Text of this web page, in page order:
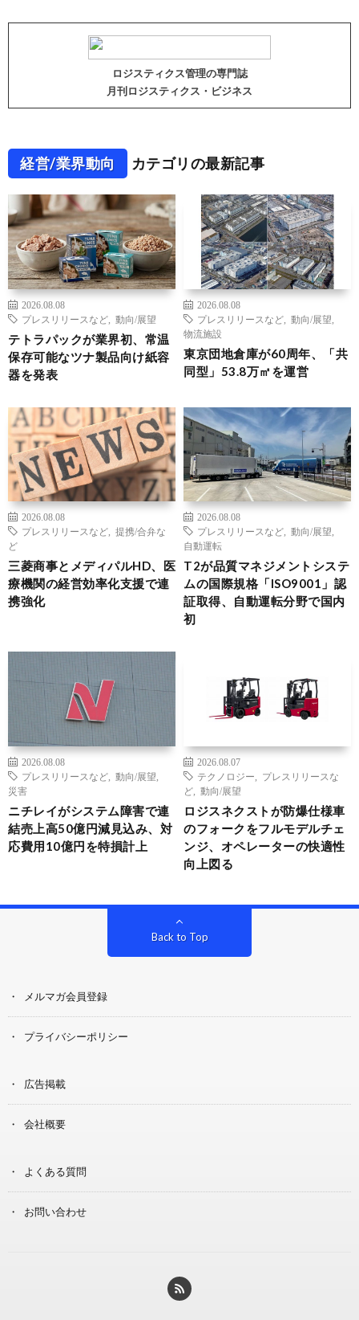
ロジスティクス管理の専門誌
月刊ロジスティクス・ビジネス
経営/業界動向 カテゴリの最新記事
2026.08.08
プレスリリースなど
動向/展望
テトラパックが業界初、常温
保存可能なツナ製品向け紙容
器を発表
2026.08.08
プレスリリースなど
動向/展望
物流施設
東京団地倉庫が60周年、「共
同型」53.8万㎡を運営
2026.08.08
プレスリリースなど
提携/合弁な
ど
三菱商事とメディパルHD、医
療機関の経営効率化支援で連
携強化
2026.08.08
プレスリリースなど
動向/展望
自動運転
T2が品質マネジメントシステ
ムの国際規格「ISO9001」認
証取得、自動運転分野で国内
初
2026.08.08
プレスリリースなど
動向/展望
災害
ニチレイがシステム障害で連
結売上高50億円減見込み、対
応費用10億円を特損計上
2026.08.07
テクノロジー
プレスリリースな
ど
動向/展望
ロジスネクストが防爆仕様車
のフォークをフルモデルチェ
ンジ、オペレーターの快適性
向上図る
Back to Top
メルマガ会員登録
プライバシーポリシー
広告掲載
会社概要
よくある質問
お問い合わせ